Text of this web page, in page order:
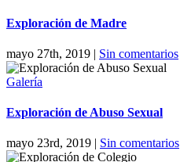
Exploración de Madre
mayo 27th, 2019 | Sin comentarios
Galería
Exploración de Abuso Sexual
mayo 23rd, 2019 Sin comentarios